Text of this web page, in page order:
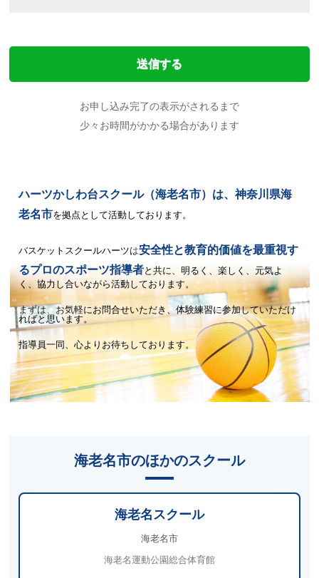
お申し込み完了の表示がされるまで
少々お時間がかかる場合があります
ハーツかしわ台スクール（海老名市）は、神奈川県海
老名市を拠点として活動しております。
バスケットスクールハーツは安全性と教育的価値を最重視す
るプロのスポーツ指導者と共に、明るく、楽しく、元気よ
く、協力し合いながら活動しております。
まずは、お気軽にお問合せいただき、体験練習に参加していただけ
ればと思います。
指導員一同、心よりお待ちしております。
海老名市のほかのスクール
海老名スクール
海老名市
海老名運動公園総合体育館